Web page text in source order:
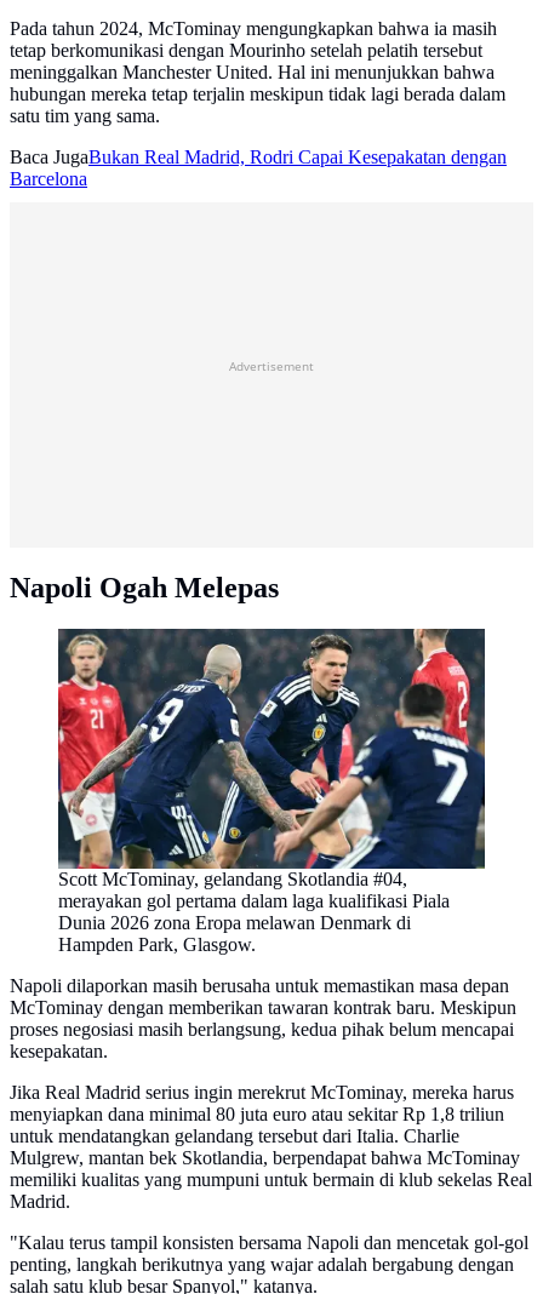
Pada tahun 2024, McTominay mengungkapkan bahwa ia masih
tetap berkomunikasi dengan Mourinho setelah pelatih tersebut
meninggalkan Manchester United. Hal ini menunjukkan bahwa
hubungan mereka tetap terjalin meskipun tidak lagi berada dalam
satu tim yang sama.
Baca JugaBukan Real Madrid, Rodri Capai Kesepakatan dengan
Barcelona
Advertisement
Napoli Ogah Melepas
Scott McTominay, gelandang Skotlandia #04,
merayakan gol pertama dalam laga kualifikasi Piala
Dunia 2026 zona Eropa melawan Denmark di
Hampden Park, Glasgow.
Napoli dilaporkan masih berusaha untuk memastikan masa depan
McTominay dengan memberikan tawaran kontrak baru. Meskipun
proses negosiasi masih berlangsung, kedua pihak belum mencapai
kesepakatan.
Jika Real Madrid serius ingin merekrut McTominay, mereka harus
menyiapkan dana minimal 80 juta euro atau sekitar Rp 1,8 triliun
untuk mendatangkan gelandang tersebut dari Italia. Charlie
Mulgrew, mantan bek Skotlandia, berpendapat bahwa McTominay
memiliki kualitas yang mumpuni untuk bermain di klub sekelas Real
Madrid.
"Kalau terus tampil konsisten bersama Napoli dan mencetak gol-gol
penting, langkah berikutnya yang wajar adalah bergabung dengan
salah satu klub besar Spanyol," katanya.